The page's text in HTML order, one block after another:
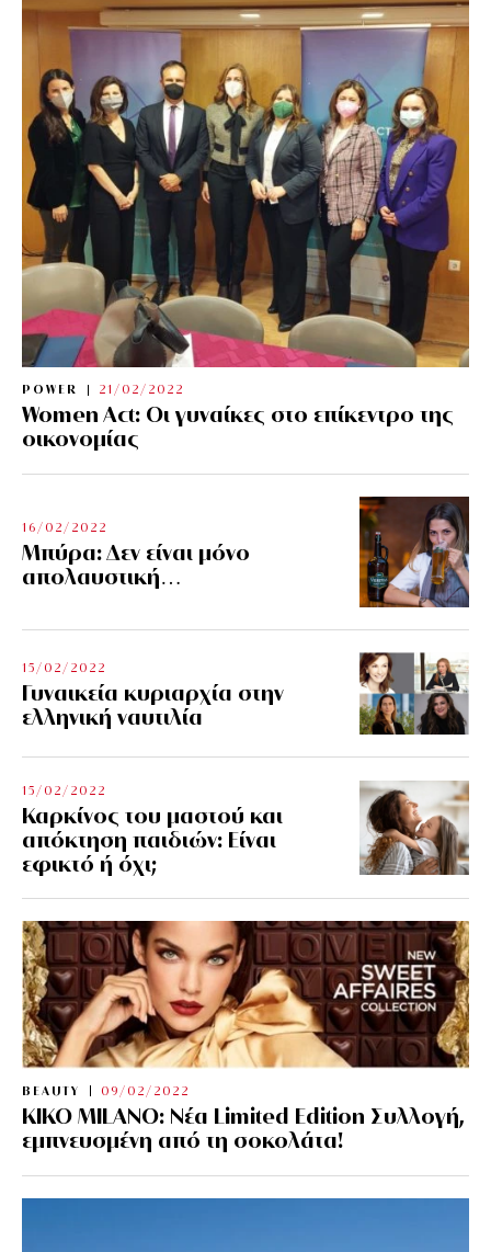
POWER 21/02/2022
Women Act: Οι γυναίκες στο επίκεντρο της
οικονομίας
16/02/2022
Μπύρα: Δεν είναι μόνο
απολαυστική…
15/02/2022
Γυναικεία κυριαρχία στην
ελληνική ναυτιλία
15/02/2022
Καρκίνος του μαστού και
απόκτηση παιδιών: Είναι
εφικτό ή όχι;
BEAUTY 09/02/2022
KIKO MILANO: Νέα Limited Edition Συλλογή,
εμπνευσμένη από τη σοκολάτα!